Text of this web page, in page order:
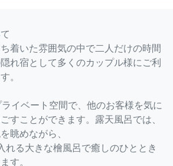
着いた雰囲気の中で二人だけの時間
れ宿として多くのカップル様にご利
。
イベート空間で、他のお客様を気に
すことができます。露天風呂では、
眺めながら、
れる大きな檜風呂で癒しのひととき
す。